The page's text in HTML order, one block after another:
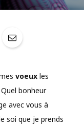
voeux les
bonheur
avec vous à
soi que je prends